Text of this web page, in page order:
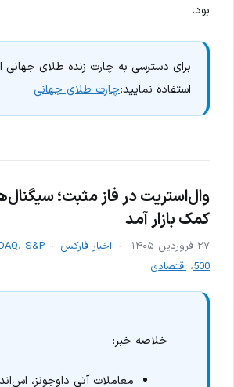
بود.
برای دسترسی به چارت زنده طلای جهانی
استفاده نمایید:چارت طلای جهانی
وال‌استریت در فاز مثبت؛
کمک بازار آمد
۲۷ فروردین ۱۴۰۵ اخبار فارکس ، S&P
500، اقتصادی
خلاصه خبر: